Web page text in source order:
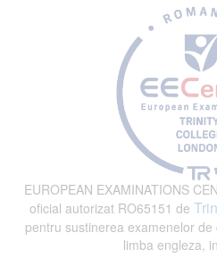
EUROPEAN EXAMINATIONS
oficial autorizat RO65151 de
pentru sustinerea examenelor
limba engleza,